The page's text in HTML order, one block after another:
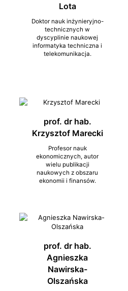
Lota
Doktor nauk inżynieryjno-
technicznych w
dyscyplinie naukowej
informatyka techniczna i
telekomunikacja.
prof. dr hab.
Krzysztof Marecki
Profesor nauk
ekonomicznych, autor
wielu publikacji
naukowych z obszaru
ekonomii i finansów.
prof. dr hab.
Agnieszka
Nawirska-
Olszańska